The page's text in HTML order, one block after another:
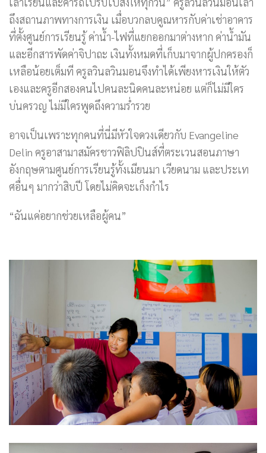
ถึงสถานภาพทางการเงิน เมื่อบวกลบคูณหารกับค่าเช่าอาคาร
ที่ตั้งศูนย์การเรียนรู้ ค่าน้ำ-ไฟที่แยกออกมาต่างหาก ค่าน้ำมัน
และอีกสารพัดค่าจิปาถะ เงินทั้งหมดที่เก็บมาจากผู้ปกครองก็
เหลือน้อยเต็มที ครูลวินลวินมอนจึงทำได้เพียงหารเงินให้ตัว
เองและครูอีกสองคนไปคนละนิดคนละหน่อย แต่ก็ไม่มีใคร
บ่นครวญ ไม่มีใครพูดถึงความร่ำรวย
อาจเป็นเพราะทุกคนที่นี่มีหัวใจดวงเดียวกับ Evangeline
Delin ครูอาสามาสมัครชาวฟิลิปปินส์ที่ตระเวนสอนภาษา
อังกฤษตามศูนย์การเรียนรู้ทั้งเมียนมา เวียดนาม และประเท
ศอื่นๆ มากว่าสิบปี โดยไม่คิดจะเก็งกำไร
“ฉันแค่อยากช่วยเหลือผู้คน”